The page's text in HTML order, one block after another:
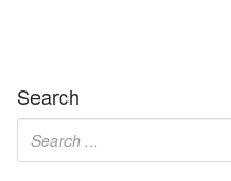
Search